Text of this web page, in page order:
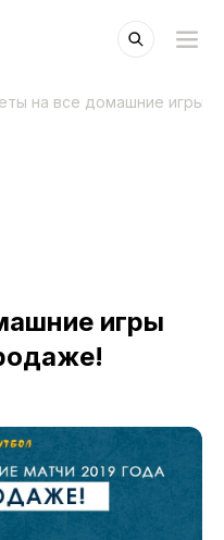
на все домашние игры
игры